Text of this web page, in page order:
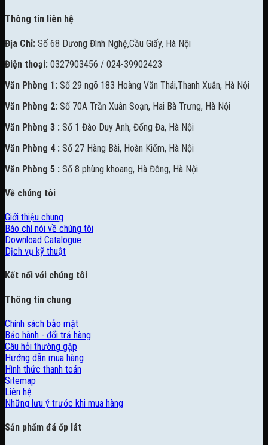
Thông tin liên hệ
Địa Chỉ: Số 68 Dương Đình Nghệ,Cầu Giấy, Hà Nội
Điện thoại: 0327903456 / 024-39902423
Văn Phòng 1: Số 29 ngõ 183 Hoàng Văn Thái,Thanh Xuân, Hà Nội
Văn Phòng 2: Số 70A Trần Xuân Soạn, Hai Bà Trưng, Hà Nội
Văn Phòng 3 : Số 1 Đào Duy Anh, Đống Đa, Hà Nội
Văn Phòng 4 : Số 27 Hàng Bài, Hoàn Kiếm, Hà Nội
Văn Phòng 5 : Số 8 phùng khoang, Hà Đông, Hà Nội
Về chúng tôi
Giới thiệu chung
Báo chí nói về chúng tôi
Download Catalogue
Dịch vụ kỹ thuật
Kết nối với chúng tôi
Thông tin chung
Chính sách bảo mật
Bảo hành - đổi trả hàng
Câu hỏi thường gặp
Hướng dẫn mua hàng
Hình thức thanh toán
Sitemap
Liên hệ
Những lưu ý trước khi mua hàng
Sản phẩm đá ốp lát